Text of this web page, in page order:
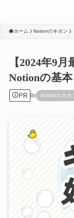
ホーム Notionのキホン
【2024年9
Notionの基
PR Notionのキホ